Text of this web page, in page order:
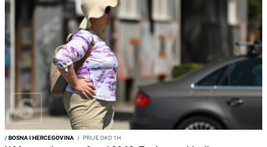
/BOSNA I HERCEGOVINA I PRIJE OKO 1H